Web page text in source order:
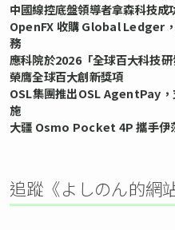
中國線控底盤領導者拿森科技成
OpenFX 收購 Global Ledger
務
應科院於2026「全球百大科技
榮膺全球百大創新獎項
OSL集團推出OSL AgentPay
施
大疆 Osmo Pocket 4P 攜手伊
追蹤《よしのん的網